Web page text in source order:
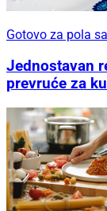
Gotovo za pola
Jednostavan
prevruće za